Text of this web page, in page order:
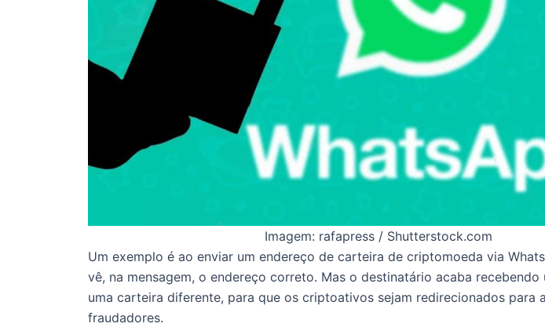
Imagem: rafapress / Shutterstock.com
Um exemplo é ao enviar um endereço de carteira de criptomoeda via
vê, na mensagem, o endereço correto. Mas o destinatário acaba recebendo
uma carteira diferente, para que os criptoativos sejam redirecionados para
fraudadores.